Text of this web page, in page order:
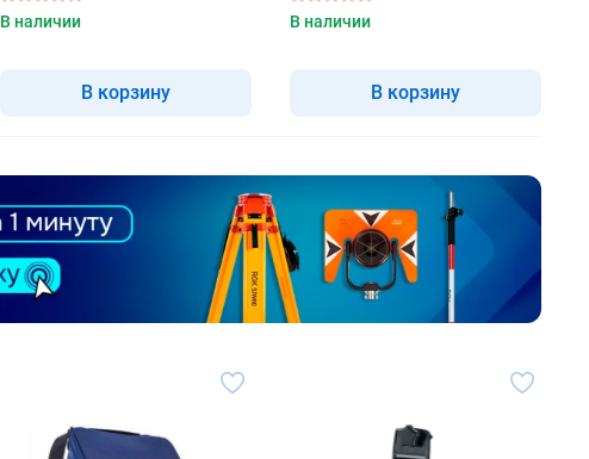
В наличии
В корзину
В наличии
В корзину